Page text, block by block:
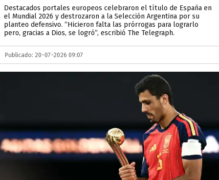
Destacados portales europeos celebraron el título de España en
el Mundial 2026 y destrozaron a la Selección Argentina por su
planteo defensivo. “Hicieron falta las prórrogas para lograrlo
pero, gracias a Dios, se logró”, escribió The Telegraph.
Publicado: 20-07-2026 09:07